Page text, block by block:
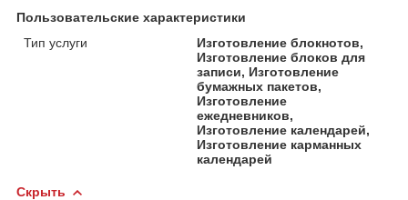
Пользовательские характеристики
Тип услуги
Изготовление блокнотов,
Изготовление блоков для
записи, Изготовление
бумажных пакетов,
Изготовление
ежедневников,
Изготовление календарей,
Изготовление карманных
календарей
Скрыть